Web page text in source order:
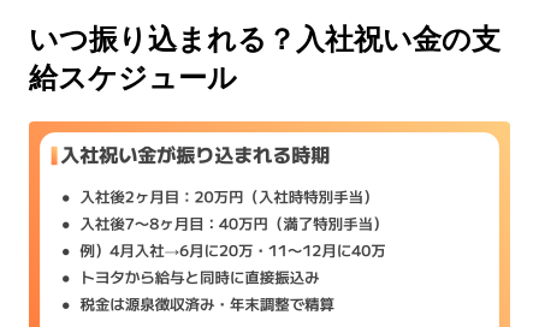
いつ振り込まれる？入社祝い金の支
給スケジュール